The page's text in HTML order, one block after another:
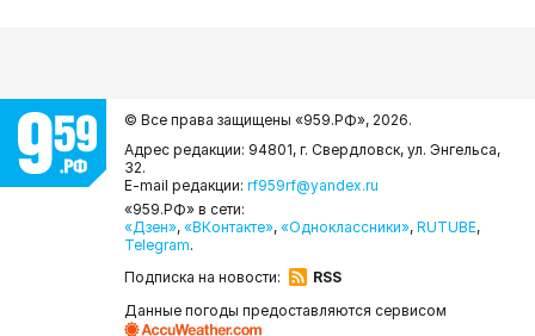
© Все права защищены «959.РФ», 2026.
Адрес редакции: 94801, г. Свердловск, ул. Энгельса,
32.
E-mail редакции: rf959rf@yandex.ru
«959.РФ» в сети:
«Дзен», «ВКонтакте», «Одноклассники», RUTUBE,
Telegram.
Подписка на новости:
RSS
Данные погоды предоставляются сервисом